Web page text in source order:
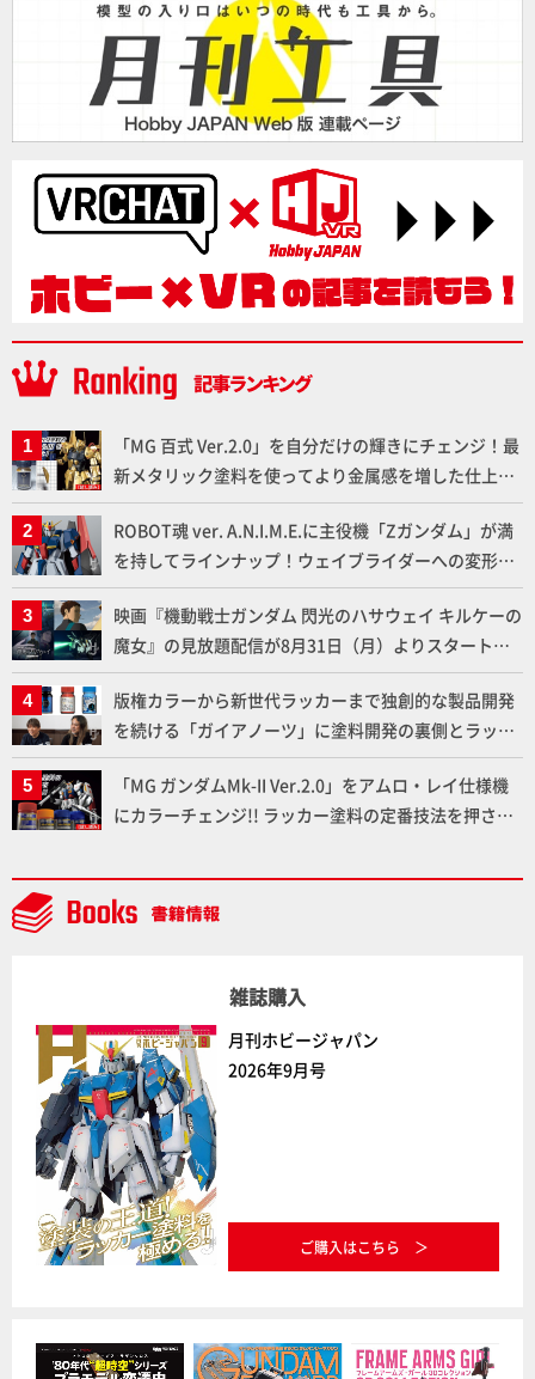
「MG 百式 Ver.2.0」を自分だけの輝きにチェンジ！最
新メタリック塗料を使ってより金属感を増した仕上が
りに!!【試し読み】
ROBOT魂 ver. A.N.I.M.E.に主役機「Zガンダム」が満
を持してラインナップ！ウェイブライダーへの変形、
劇中どおりのプロポーションを再現【機動戦士Zガン
ダム】
映画『機動戦士ガンダム 閃光のハサウェイ キルケーの
魔女』の見放題配信が8月31日（月）よりスタート！
Prime Videoで国内独占配信
版権カラーから新世代ラッカーまで独創的な製品開発
を続ける「ガイアノーツ」に塗料開発の裏側とラッカ
ー塗料の未来についてインタビュー！
「MG ガンダムMk-II Ver.2.0」をアムロ・レイ仕様機
にカラーチェンジ!! ラッカー塗料の定番技法を押さえ
雑誌購入
月刊ホビージャパン
2026年9月号
ご購入はこちら